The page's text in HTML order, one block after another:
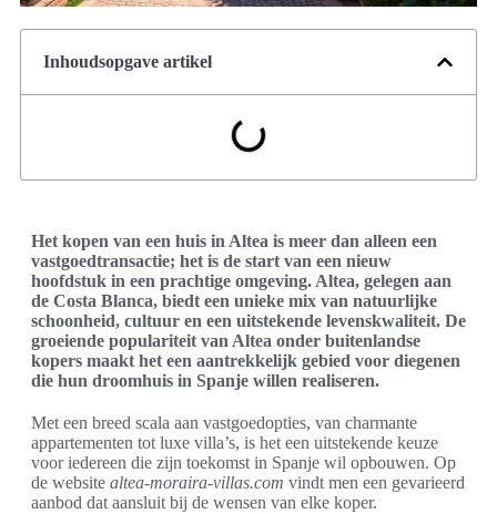
Inhoudsopgave artikel
Het kopen van een huis in Altea is meer dan alleen een
vastgoedtransactie; het is de start van een nieuw
hoofdstuk in een prachtige omgeving. Altea, gelegen aan
de Costa Blanca, biedt een unieke mix van natuurlijke
schoonheid, cultuur en een uitstekende levenskwaliteit. De
groeiende populariteit van Altea onder buitenlandse
kopers maakt het een aantrekkelijk gebied voor diegenen
die hun droomhuis in Spanje willen realiseren.
Met een breed scala aan vastgoedopties, van charmante
appartementen tot luxe villa’s, is het een uitstekende keuze
voor iedereen die zijn toekomst in Spanje wil opbouwen. Op
de website altea-moraira-villas.com vindt men een gevarieerd
aanbod dat aansluit bij de wensen van elke koper.